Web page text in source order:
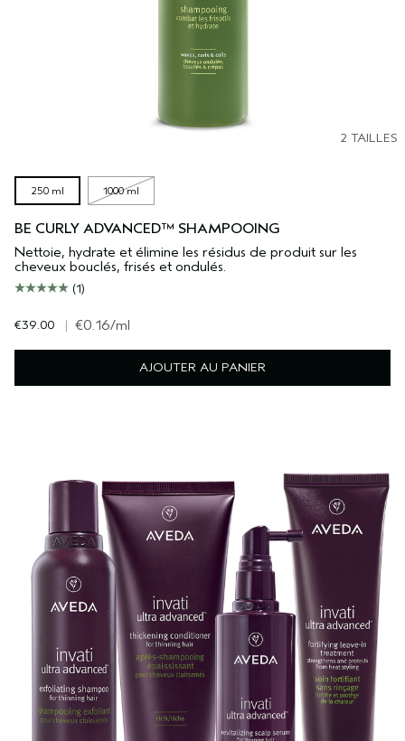
2 TAILLES
250 ml 1000 ml
BE CURLY ADVANCED™ SHAMPOOING
Nettoie, hydrate et élimine les résidus de produit sur les
cheveux bouclés, frisés et ondulés.
(1)
€39.00 | €0.16/ml
AJOUTER AU PANIER